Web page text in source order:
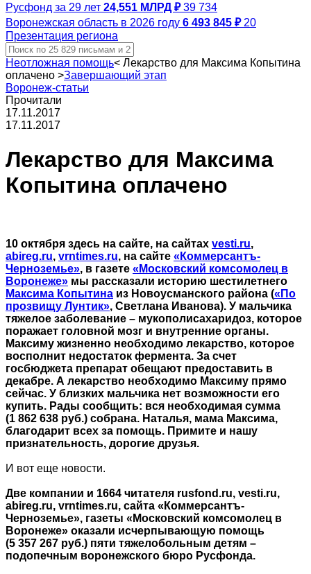
Русфонд за 29 лет 24,551 МЛРД ₽ 39 734
Воронежская область в 2026 году 6 493 845 ₽ 20
Презентация региона
Неотложная помощь< Лекарство для Максима Копытина
оплачено >Завершающий этап
Воронеж-статьи
Прочитали
17.11.2017
17.11.2017
Лекарство для Максима
Копытина оплачено
10 октября здесь на сайте, на сайтах vesti.ru,
abireg.ru, vrntimes.ru, на сайте «Коммерсантъ-
Черноземье», в газете «Московский комсомолец в
Воронеже» мы рассказали историю шестилетнего
Максима Копытина из Новоусманского района («По
прозвищу Лунтик», Светлана Иванова). У мальчика
тяжелое заболевание – мукополисахаридоз, которое
поражает головной мозг и внутренние органы.
Максиму жизненно необходимо лекарство, которое
восполнит недостаток фермента. За счет
госбюджета препарат обещают предоставить в
декабре. А лекарство необходимо Максиму прямо
сейчас. У близких мальчика нет возможности его
купить. Рады сообщить: вся необходимая сумма
(1 862 638 руб.) собрана. Наталья, мама Максима,
благодарит всех за помощь. Примите и нашу
признательность, дорогие друзья.
И вот еще новости.
Две компании и 1664 читателя rusfond.ru, vesti.ru,
abireg.ru, vrntimes.ru, сайта «Коммерсантъ-
Черноземье», газеты «Московский комсомолец в
Воронеже» оказали исчерпывающую помощь
(5 357 267 руб.) пяти тяжелобольным детям –
подопечным воронежского бюро Русфонда.